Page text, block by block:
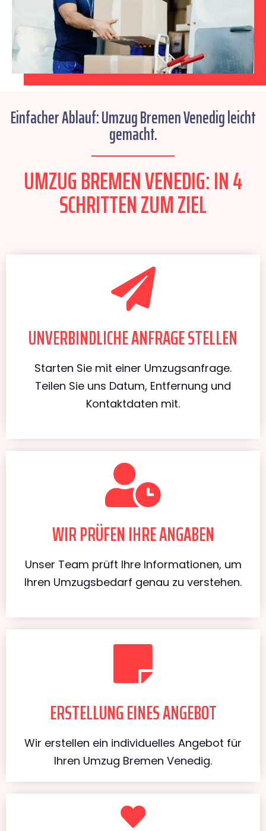
Einfacher Ablauf: Umzug Bremen Venedig leicht
gemacht.
UMZUG BREMEN VENEDIG: IN 4
SCHRITTEN ZUM ZIEL
UNVERBINDLICHE ANFRAGE STELLEN
Starten Sie mit einer Umzugsanfrage.
Teilen Sie uns Datum, Entfernung und
Kontaktdaten mit.
WIR PRÜFEN IHRE ANGABEN
Unser Team prüft Ihre Informationen, um
Ihren Umzugsbedarf genau zu verstehen.
ERSTELLUNG EINES ANGEBOT
Wir erstellen ein individuelles Angebot für
Ihren Umzug Bremen Venedig.